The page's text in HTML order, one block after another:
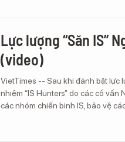
Lực lượng “Săn IS”
(video)
VietTimes -- Sau khi đánh bật lực
nhiệm “IS Hunters” do các cố
các nhóm chiến binh IS, bảo vệ